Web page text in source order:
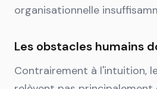
organisationnelle
Les obstacles humains
Contrairement à l'intuition,